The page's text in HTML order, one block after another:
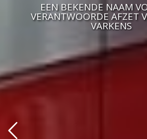
EEN BEKENDE NAAM
VERANTWOORDE AFZET
VARKENS